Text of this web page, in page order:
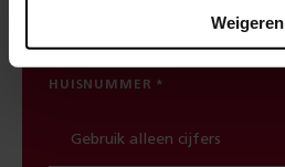
Weigeren
HUISNUMMER